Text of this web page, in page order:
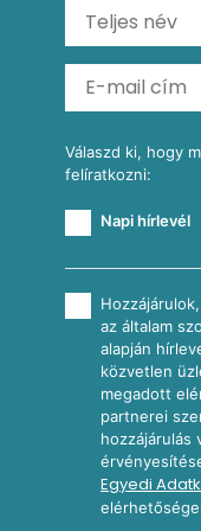
Ratatouille
Almás-kéksajtos
Köretek
Reggeli receptek
Válaszd ki, hogy
felíratkozni:
Napi hírlevél
az általam
alapján
közvetlen
megadott
partnerei
hozzájárulás
Egyedi